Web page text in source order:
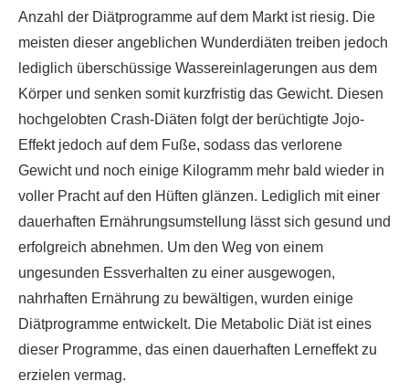
Anzahl der Diätprogramme auf dem Markt ist riesig. Die
meisten dieser angeblichen Wunderdiäten treiben jedoch
lediglich überschüssige Wassereinlagerungen aus dem
Körper und senken somit kurzfristig das Gewicht. Diesen
hochgelobten Crash-Diäten folgt der berüchtigte Jojo-
Effekt jedoch auf dem Fuße, sodass das verlorene
Gewicht und noch einige Kilogramm mehr bald wieder in
voller Pracht auf den Hüften glänzen. Lediglich mit einer
dauerhaften Ernährungsumstellung lässt sich gesund und
erfolgreich abnehmen. Um den Weg von einem
ungesunden Essverhalten zu einer ausgewogen,
nahrhaften Ernährung zu bewältigen, wurden einige
Diätprogramme entwickelt. Die Metabolic Diät ist eines
dieser Programme, das einen dauerhaften Lerneffekt zu
erzielen vermag.